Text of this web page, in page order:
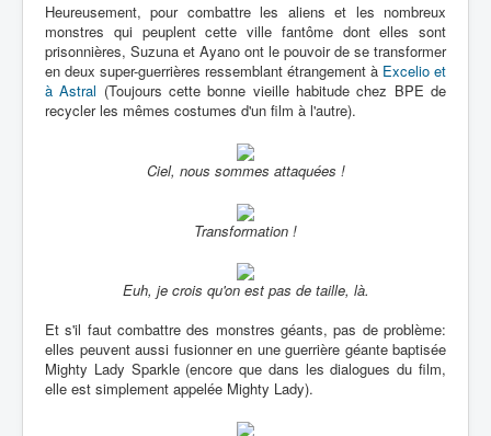
Heureusement, pour combattre les aliens et les nombreux
monstres qui peuplent cette ville fantôme dont elles sont
prisonnières, Suzuna et Ayano ont le pouvoir de se transformer
en deux super-guerrières ressemblant étrangement à Excelio et
à Astral (Toujours cette bonne vieille habitude chez BPE de
recycler les mêmes costumes d'un film à l'autre).
Ciel, nous sommes attaquées !
Transformation !
Euh, je crois qu'on est pas de taille, là.
Et s'il faut combattre des monstres géants, pas de problème:
elles peuvent aussi fusionner en une guerrière géante baptisée
Mighty Lady Sparkle (encore que dans les dialogues du film,
elle est simplement appelée Mighty Lady).